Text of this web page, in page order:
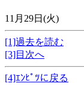
11月29日(火)
[1]過去を読む
[3]目次へ
[4]ｴﾝﾋﾟﾂに戻る